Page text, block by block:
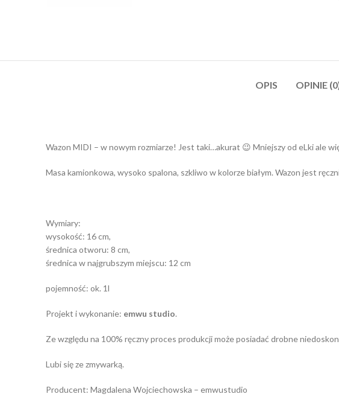
OPIS OPINIE
Wazon MIDI – w nowym rozmiarze! Jest taki…akurat 😉 Mniejszy od eLki ale
Masa kamionkowa, wysoko spalona, szkliwo w kolorze białym. Wazon jest
Wymiary:
wysokość: 16 cm,
średnica otworu: 8 cm,
średnica w najgrubszym miejscu: 12 cm
pojemność: ok. 1l
Projekt i wykonanie: emwu studio.
Ze względu na 100% ręczny proces produkcji może posiadać drobne
Lubi się ze zmywarką.
Producent: Magdalena Wojciechowska – emwustudio